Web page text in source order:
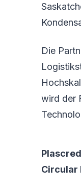
Die
wird der
Circular